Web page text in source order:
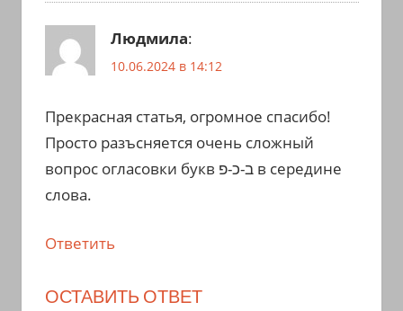
Людмила:
10.06.2024 в 14:12
Прекрасная статья, огромное спасибо!
Просто разъсняется очень сложный
вопрос огласовки букв ב-כ-פ в середине
слова.
Ответить
ОСТАВИТЬ ОТВЕТ